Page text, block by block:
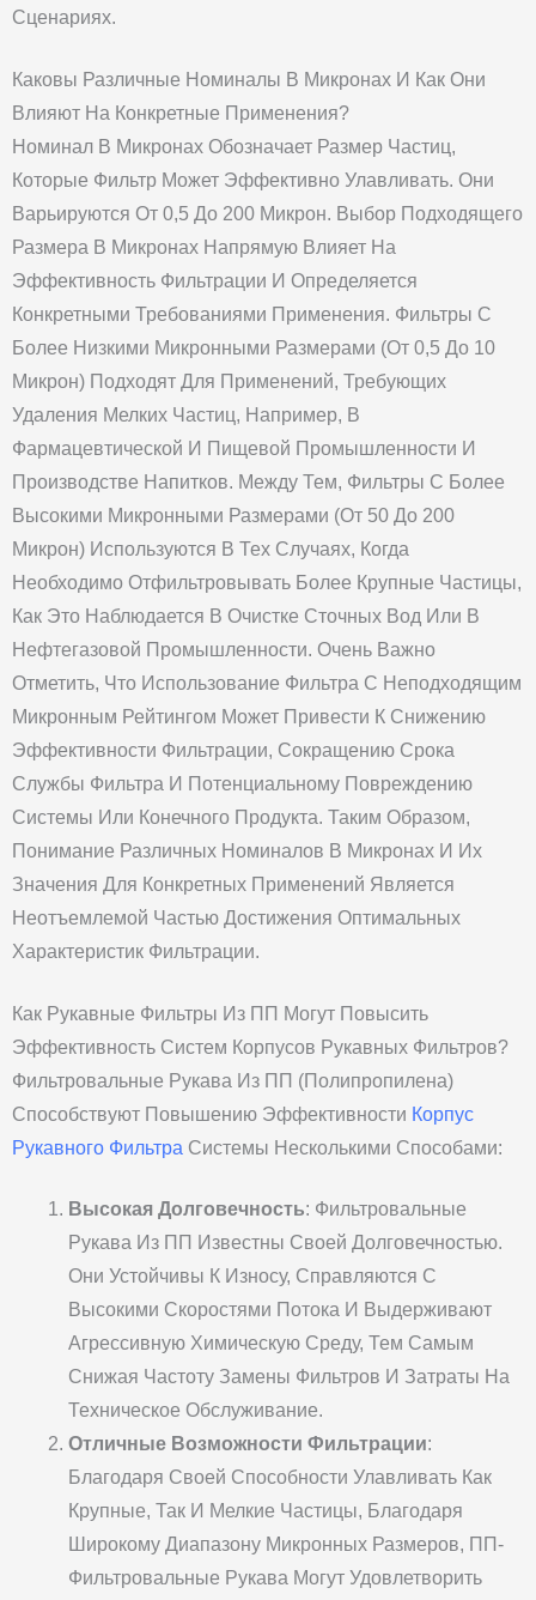
Сценариях.
Каковы Различные Номиналы В Микронах И Как Они
Влияют На Конкретные Применения?
Номинал В Микронах Обозначает Размер Частиц,
Которые Фильтр Может Эффективно Улавливать. Они
Варьируются От 0,5 До 200 Микрон. Выбор Подходящего
Размера В Микронах Напрямую Влияет На
Эффективность Фильтрации И Определяется
Конкретными Требованиями Применения. Фильтры С
Более Низкими Микронными Размерами (от 0,5 До 10
Микрон) Подходят Для Применений, Требующих
Удаления Мелких Частиц, Например, В
Фармацевтической И Пищевой Промышленности И
Производстве Напитков. Между Тем, Фильтры С Более
Высокими Микронными Размерами (от 50 До 200
Микрон) Используются В Тех Случаях, Когда
Необходимо Отфильтровывать Более Крупные Частицы,
Как Это Наблюдается В Очистке Сточных Вод Или В
Нефтегазовой Промышленности. Очень Важно
Отметить, Что Использование Фильтра С Неподходящим
Микронным Рейтингом Может Привести К Снижению
Эффективности Фильтрации, Сокращению Срока
Службы Фильтра И Потенциальному Повреждению
Системы Или Конечного Продукта. Таким Образом,
Понимание Различных Номиналов В Микронах И Их
Значения Для Конкретных Применений Является
Неотъемлемой Частью Достижения Оптимальных
Характеристик Фильтрации.
Как Рукавные Фильтры Из ПП Могут Повысить
Эффективность Систем Корпусов Рукавных Фильтров?
Фильтровальные Рукава Из ПП (полипропилена)
Способствуют Повышению Эффективности Корпус
Рукавного Фильтра Системы Несколькими Способами:
Высокая Долговечность: Фильтровальные
Рукава Из ПП Известны Своей Долговечностью.
Они Устойчивы К Износу, Справляются С
Высокими Скоростями Потока И Выдерживают
Агрессивную Химическую Среду, Тем Самым
Снижая Частоту Замены Фильтров И Затраты На
Техническое Обслуживание.
Отличные Возможности Фильтрации:
Благодаря Своей Способности Улавливать Как
Крупные, Так И Мелкие Частицы, Благодаря
Широкому Диапазону Микронных Размеров, ПП-
Фильтровальные Рукава Могут Удовлетворить